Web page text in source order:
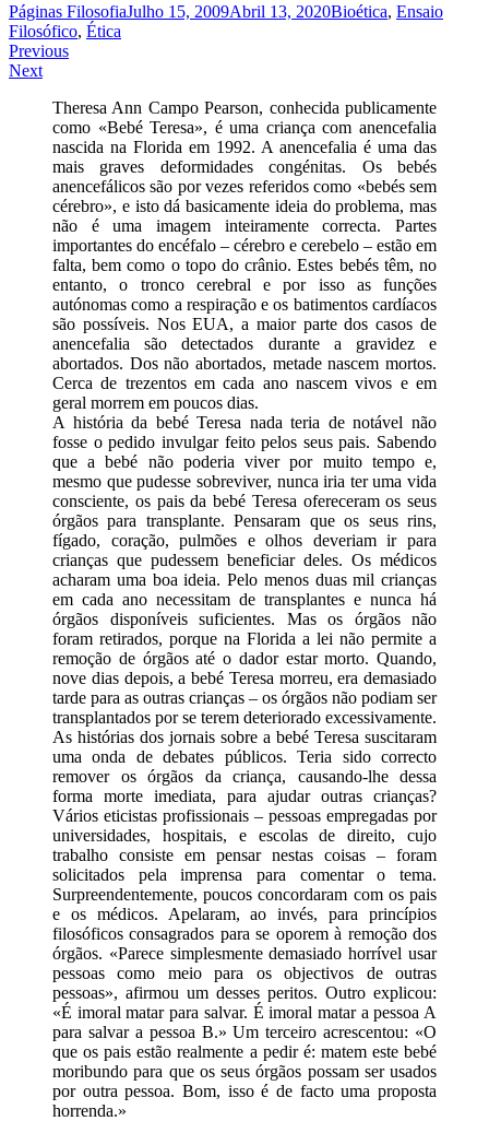
Páginas FilosofiaJulho 15, 2009Abril 13, 2020Bioética, Ensaio
Filosófico, Ética
Navegação
de
artigos
Previous
Next
Theresa Ann Campo Pearson, conhecida publicamente
como «Bebé Teresa», é uma criança com anencefalia
nascida na Florida em 1992. A anencefalia é uma das
mais graves deformidades congénitas. Os bebés
anencefálicos são por vezes referidos como «bebés sem
cérebro», e isto dá basicamente ideia do problema, mas
não é uma imagem inteiramente correcta. Partes
importantes do encéfalo – cérebro e cerebelo – estão em
falta, bem como o topo do crânio. Estes bebés têm, no
entanto, o tronco cerebral e por isso as funções
autónomas como a respiração e os batimentos cardíacos
são possíveis. Nos EUA, a maior parte dos casos de
anencefalia são detectados durante a gravidez e
abortados. Dos não abortados, metade nascem mortos.
Cerca de trezentos em cada ano nascem vivos e em
geral morrem em poucos dias.
A história da bebé Teresa nada teria de notável não
fosse o pedido invulgar feito pelos seus pais. Sabendo
que a bebé não poderia viver por muito tempo e,
mesmo que pudesse sobreviver, nunca iria ter uma vida
consciente, os pais da bebé Teresa ofereceram os seus
órgãos para transplante. Pensaram que os seus rins,
fígado, coração, pulmões e olhos deveriam ir para
crianças que pudessem beneficiar deles. Os médicos
acharam uma boa ideia. Pelo menos duas mil crianças
em cada ano necessitam de transplantes e nunca há
órgãos disponíveis suficientes. Mas os órgãos não
foram retirados, porque na Florida a lei não permite a
remoção de órgãos até o dador estar morto. Quando,
nove dias depois, a bebé Teresa morreu, era demasiado
tarde para as outras crianças – os órgãos não podiam ser
transplantados por se terem deteriorado excessivamente.
As histórias dos jornais sobre a bebé Teresa suscitaram
uma onda de debates públicos. Teria sido correcto
remover os órgãos da criança, causando-lhe dessa
forma morte imediata, para ajudar outras crianças?
Vários eticistas profissionais – pessoas empregadas por
universidades, hospitais, e escolas de direito, cujo
trabalho consiste em pensar nestas coisas – foram
solicitados pela imprensa para comentar o tema.
Surpreendentemente, poucos concordaram com os pais
e os médicos. Apelaram, ao invés, para princípios
filosóficos consagrados para se oporem à remoção dos
órgãos. «Parece simplesmente demasiado horrível usar
pessoas como meio para os objectivos de outras
pessoas», afirmou um desses peritos. Outro explicou:
«É imoral matar para salvar. É imoral matar a pessoa A
para salvar a pessoa B.» Um terceiro acrescentou: «O
que os pais estão realmente a pedir é: matem este bebé
moribundo para que os seus órgãos possam ser usados
por outra pessoa. Bom, isso é de facto uma proposta
horrenda.»